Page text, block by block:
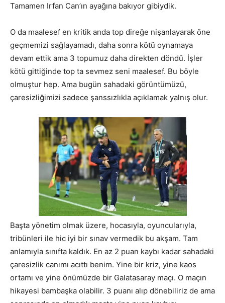
Tamamen Irfan Can’ın ayağına bakıyor gibiydik.
O da maalesef en kritik anda top direğe nişanlayarak öne
geçmemizi sağlayamadı, daha sonra kötü oynamaya
devam ettik ama 3 topumuz daha direkten döndü. İşler
kötü gittiğinde top ta sevmez seni maalesef. Bu böyle
olmuştur hep. Ama bugün sahadaki görüntümüzü,
çaresizliğimizi sadece şanssızlıkla açıklamak yalnış olur.
Başta yönetim olmak üzere, hocasıyla, oyuncularıyla,
tribünleri ile hic iyi bir sınav vermedik bu akşam. Tam
anlamıyla sınıfta kaldık. En az 2 puan kaybı kadar sahadaki
çaresizlik canımı acıttı benim. Yine bir kriz, yine kaos
ortamı ve yine önümüzde bir Galatasaray maçı. O maçın
hikayesi bambaşka olabilir. 3 puanı alıp dönebiliriz de ama